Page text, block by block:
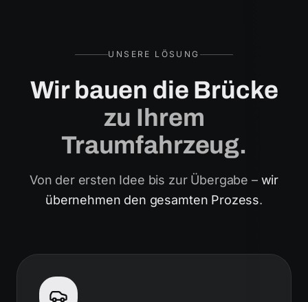
UNSERE LÖSUNG
Wir bauen die Brücke
zu Ihrem
Traumfahrzeug.
Von der ersten Idee bis zur Übergabe – wir
übernehmen den gesamten Prozess.